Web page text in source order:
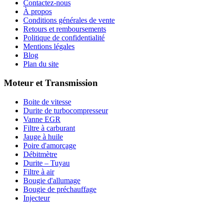
Contactez-nous
À propos
Conditions générales de vente
Retours et remboursements
Politique de confidentialité
Mentions légales
Blog
Plan du site
Moteur et Transmission
Boite de vitesse
Durite de turbocompresseur
Vanne EGR
Filtre à carburant
Jauge à huile
Poire d'amorçage
Débitmètre
Durite – Tuyau
Filtre à air
Bougie d'allumage
Bougie de préchauffage
Injecteur